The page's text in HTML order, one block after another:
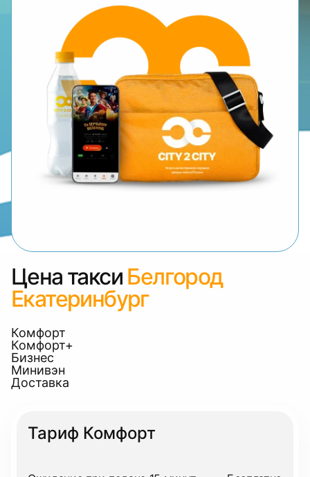
Цена такси Белгород
Екатеринбург
Комфорт
Комфорт+
Бизнес
Минивэн
Доставка
Тариф Комфорт